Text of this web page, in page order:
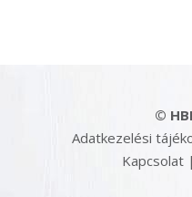
©
Adatkezelési
Kapcsolat|